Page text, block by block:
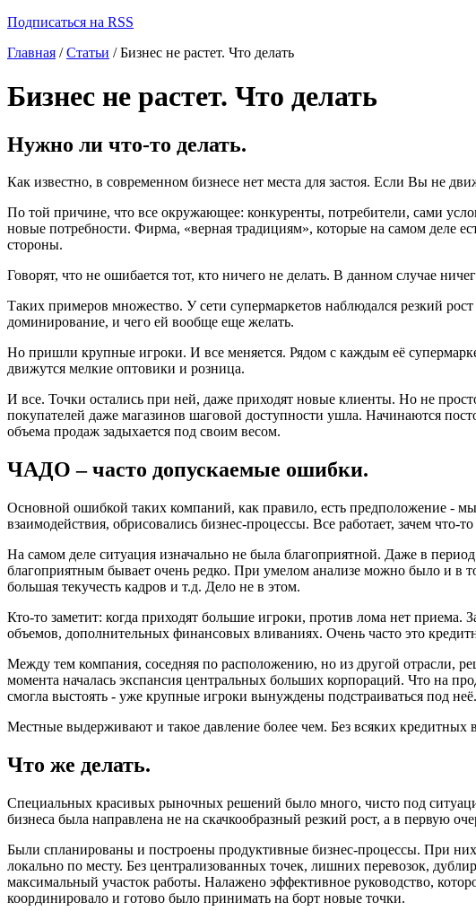
Подписаться на RSS
Главная /Статьи / Бизнес не растет. Что делать
Бизнес не растет. Что делать
Нужно ли что-то делать.
Как известно, в современном бизнесе нет места для застоя. Если Вы не
По той причине, что все окружающее: конкуренты, потребители, сами
новые потребности. Фирма, «верная традициям», которые на самом деле
стороны.
Говорят, что не ошибается тот, кто ничего не делать. В данном случае
Таких примеров множество. У сети супермаркетов наблюдался резкий
доминирование, и чего ей вообще еще желать.
Но пришли крупные игроки. И все меняется. Рядом с каждым её
движутся мелкие оптовики и розница.
И все. Точки остались при ней, даже приходят новые клиенты. Но не
покупателей даже магазинов шаговой доступности ушла. Начинаются
объема продаж задыхается под своим весом.
ЧАДО – часто допускаемые ошибки.
Основной ошибкой таких компаний, как правило, есть предположение -
взаимодействия, обрисовались бизнес-процессы. Все работает, зачем что-
На самом деле ситуация изначально не была благоприятной. Даже в
благоприятным бывает очень редко. При умелом анализе можно было и в
большая текучесть кадров и т.д. Дело не в этом.
Кто-то заметит: когда приходят большие игроки, против лома нет
объемов, дополнительных финансовых вливаниях. Очень часто это
Между тем компания, соседняя по расположению, но из другой отрасли,
момента началась экспансия центральных больших корпораций. Что на
смогла выстоять - уже крупные игроки вынуждены подстраиваться под
Местные выдерживают и такое давление более чем. Без всяких кредитных
Что же делать.
Специальных красивых рыночных решений было много, чисто под
бизнеса была направлена не на скачкообразный резкий рост, а в первую
Были спланированы и построены продуктивные бизнес-процессы. При
локально по месту. Без централизованных точек, лишних перевозок,
максимальный участок работы. Налажено эффективное руководство,
координировало и готово было принимать на борт новые точки.